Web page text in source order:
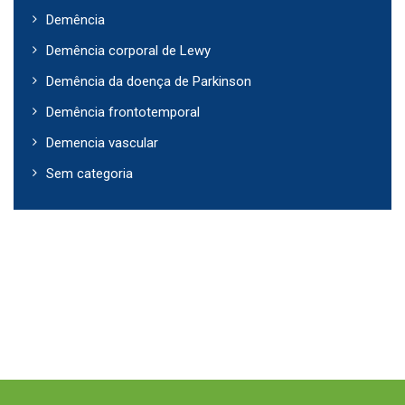
Demência
Demência corporal de Lewy
Demência da doença de Parkinson
Demência frontotemporal
Demencia vascular
Sem categoria